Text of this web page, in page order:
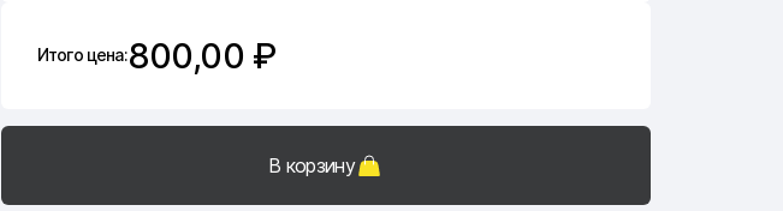
Итого цена:800,00 ₽
В корзину